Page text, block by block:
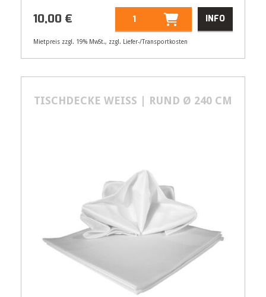
Artikelnummer
21113
10,00€
10,00 € INFO
Mietpreis zzgl. 19% MwSt., zzgl. Liefer-/Transportkosten
TISCHDECKE WEISS | RUND Ø 240 CM